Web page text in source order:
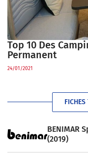
Top 10 Des
Permanent
24/01/2021
BENIMAR
(2019)